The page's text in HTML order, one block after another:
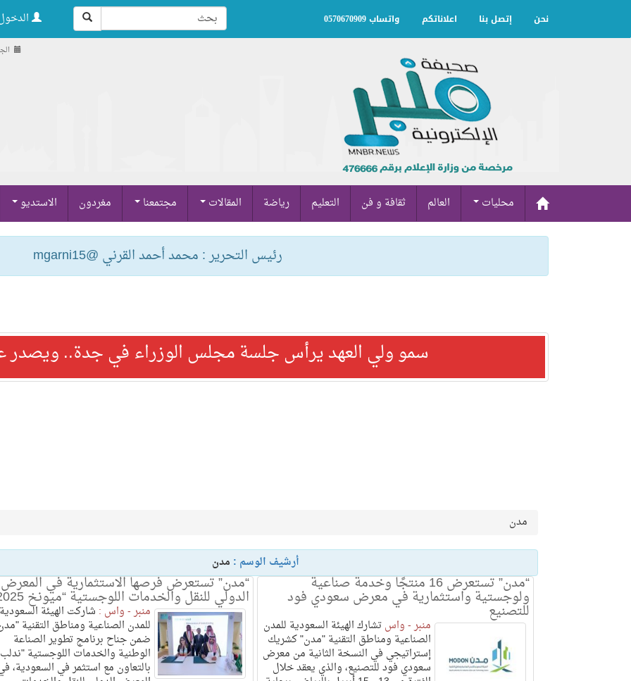
نحن إتصل بنا اعلاناتكم واتساب 0570670909
الجمعة
محليات العالم ثقافة و فن التعليم رياضة المقالات مجتمعنا مغردون الاستديو
رئيس التحرير : محمد أحمد القرني @mgarni15
سمو ولي العهد يرأس جلسة مجلس الوزراء في جدة.. ويصدر
مدن
أرشيف الوسم : مدن
“مدن” تستعرض فرصها الاستثمارية في المعرض
الدولي للنقل والخدمات اللوجستية “ميونخ 2025”
منبر - واس : شاركت الهيئة السعودية
للمدن الصناعية ومناطق التقنية
ضمن جناح برنامج تطوير الصناعة
الوطنية والخدمات اللوجستية
بالتعاون مع استثمر في السعودية،
“مدن” تستعرض 16 منتجًا وخدمة صناعية
ولوجستية واستثمارية في معرض سعودي فود
للتصنيع
منبر - واستشارك الهيئة السعودية للمدن
الصناعية ومناطق التقنية "مدن" كشريك
إستراتيجي في النسخة الثانية من معرض
سعودي فود للتصنيع، والذي يعقد خلال